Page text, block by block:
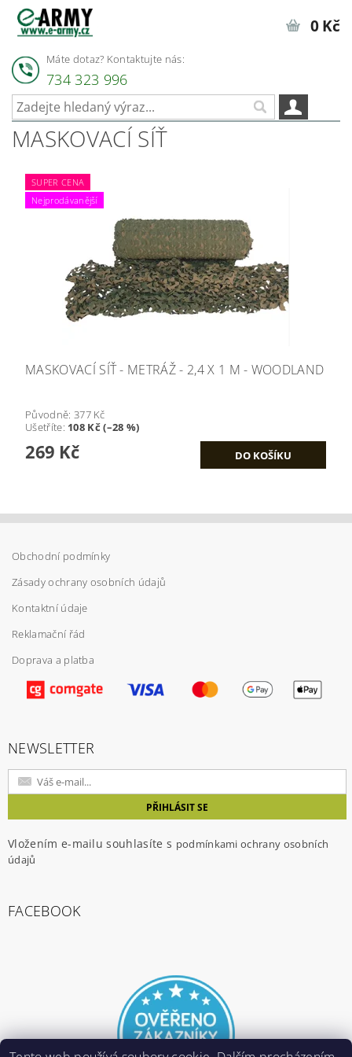
Máte dotaz? Kontaktujte nás:
734 323 996
0 Kč
MASKOVACÍ SÍŤ
SUPER CENA
Nejprodávanější
MASKOVACÍ SÍŤ - METRÁŽ - 2,4 X 1 M - WOODLAND
Původně: 377 Kč
Ušetříte: 108 Kč (–28 %)
269 Kč
Obchodní podmínky
Zásady ochrany osobních údajů
Kontaktní údaje
Reklamační řád
Doprava a platba
NEWSLETTER
Vložením e-mailu souhlasíte s podmínkami ochrany osobních
údajů
FACEBOOK